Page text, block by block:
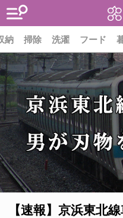
納 掃除 洗濯 フード
【速報】京浜東北